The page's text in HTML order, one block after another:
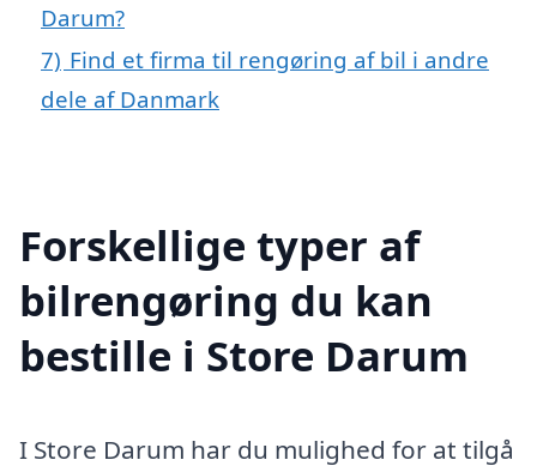
Darum?
7) Find et firma til rengøring af bil i andre
dele af Danmark
Forskellige typer af
bilrengøring du kan
bestille i Store Darum
I Store Darum har du mulighed for at tilgå